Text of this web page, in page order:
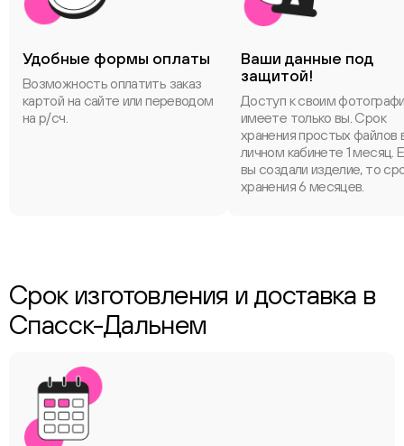
Удобные формы оплаты
Возможность оплатить заказ
картой на сайте или переводом
на р/сч.
Ваши данные под
защитой!
Доступ к своим
имеете только вы. Срок
хранения простых файлов
личном кабинете 1 месяц.
вы создали изделие, то
хранения 6 месяцев.
Срок изготовления и доставка в
Спасск-Дальнем